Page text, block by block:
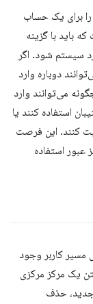
را برای یک حساب
باید با گزینه
سیستم شود. اگر
دوباره وارد
می‌توانند وارد
استفاده کنند یا
کنند. این فرصت
عبور استفاده
مسیر کاربر وجود
یک مرکز مرکزی
جدید، حذف